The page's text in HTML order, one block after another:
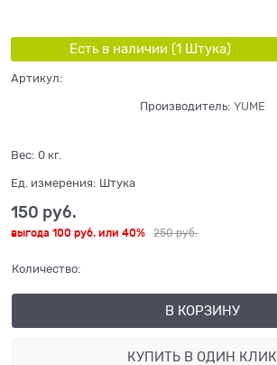
Есть в наличии (1 Штука)
Артикул:
Производитель: YUME
Вес: 0 кг.
Ед. измерения: Штука
250 руб.
150 руб.
выгода 100 руб. или 40%
Количество:
В КОРЗИНУ
КУПИТЬ В ОДИН КЛИК